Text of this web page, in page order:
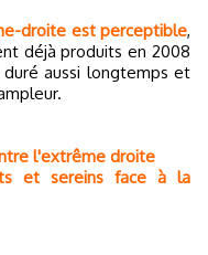
droite est perceptible,
déjà produits en 2008
duré aussi longtemps et
l'extrême droite
et sereins face à la